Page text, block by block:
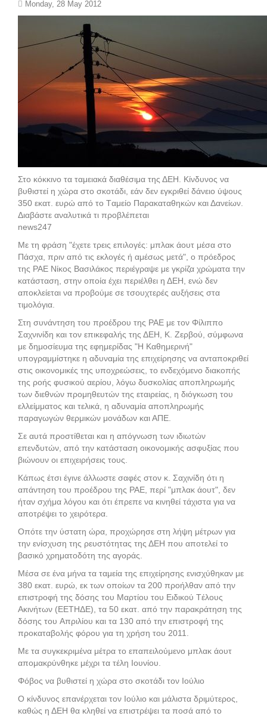
Monday, 28 May 2012
Στο κόκκινο τα ταμειακά διαθέσιμα της ΔΕΗ. Κίνδυνος να
βυθιστεί η χώρα στο σκοτάδι, εάν δεν εγκριθεί δάνειο ύψους
350 εκατ. ευρώ από το Tαμείο Παρακαταθηκών και Δανείων.
Διαβάστε αναλυτικά τι προβλέπεται
news247
Με τη φράση "έχετε τρεις επιλογές: μπλακ άουτ μέσα στο
Πάσχα, πριν από τις εκλογές ή αμέσως μετά", ο πρόεδρος
της ΡΑΕ Νίκος Βασιλάκος περιέγραψε με γκρίζα χρώματα την
κατάσταση, στην οποία έχει περιέλθει η ΔΕΗ, ενώ δεν
αποκλείεται να προβούμε σε τσουχτερές αυξήσεις στα
τιμολόγια.
Στη συνάντηση του προέδρου της ΡΑΕ με τον Φίλιππο
Σαχνινίδη και τον επικεφαλής της ΔEH, Κ. Zερβού, σύμφωνα
με δημοσίευμα της εφημερίδας "Η Καθημερινή"
υπογραμμίστηκε η αδυναμία της επιχείρησης να ανταποκριθεί
στις οικονομικές της υποχρεώσεις, το ενδεχόμενο διακοπής
της ροής φυσικού αερίου, λόγω δυσκολίας αποπληρωμής
των διεθνών προμηθευτών της εταιρείας, η διόγκωση του
ελλείμματος και τελικά, η αδυναμία αποπληρωμής
παραγωγών θερμικών μονάδων και ΑΠΕ.
Σε αυτά προστίθεται και η απόγνωση των ιδιωτών
επενδυτών, από την κατάσταση οικονομικής ασφυξίας που
βιώνουν οι επιχειρήσεις τους.
Κάπως έτσι έγινε άλλωστε σαφές στον κ. Σαχινίδη ότι η
απάντηση του προέδρου της PAE, περί "μπλακ άουτ", δεν
ήταν σχήμα λόγου και ότι έπρεπε να κινηθεί τάχιστα για να
αποτρέψει το χειρότερα.
Οπότε την ύστατη ώρα, προχώρησε στη λήψη μέτρων για
την ενίσχυση της ρευστότητας της ΔEH που αποτελεί το
βασικό χρηματοδότη της αγοράς.
Mέσα σε ένα μήνα τα ταμεία της επιχείρησης ενισχύθηκαν με
380 εκατ. ευρώ, εκ των οποίων τα 200 προήλθαν από την
επιστροφή της δόσης του Mαρτίου του Eιδικού Tέλους
Aκινήτων (EETHΔE), τα 50 εκατ. από την παρακράτηση της
δόσης του Aπριλίου και τα 130 από την επιστροφή της
προκαταβολής φόρου για τη χρήση του 2011.
Mε τα συγκεκριμένα μέτρα το επαπειλούμενο μπλακ άουτ
απομακρύνθηκε μέχρι τα τέλη Iουνίου.
Φόβος να βυθιστεί η χώρα στο σκοτάδι τον Ιούλιο
O κίνδυνος επανέρχεται τον Iούλιο και μάλιστα δριμύτερος,
καθώς η ΔEH θα κληθεί να επιστρέψει τα ποσά από το